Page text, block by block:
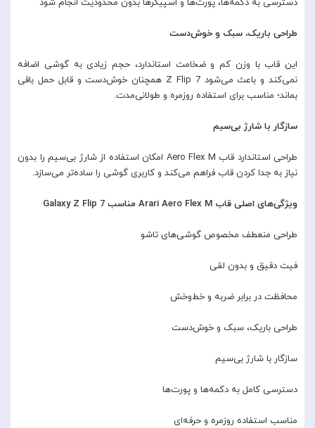
دسترسی به دکمه‌ها، پورت‌ها و اسپیکرها بدون محدودیت انجام شود
طراحی باریک، سبک و خوش‌دست
این قاب با وزن کم و ضخامت استاندارد، حجم زیادی به گوشی اضافه
نمی‌کند و باعث می‌شود Z Flip 7 همچنان خوش‌دست و قابل حمل باقی
بماند؛ مناسب برای استفاده روزمره و طولانی‌مدت.
سازگار با شارژ بی‌سیم
طراحی استاندارد قاب Aero Flex M امکان استفاده از شارژ بی‌سیم را بدون
نیاز به جدا کردن قاب فراهم می‌کند و کاربری گوشی را ساده‌تر می‌سازد.
ویژگی‌های اصلی قاب Arari Aero Flex M مناسب Galaxy Z Flip 7
طراحی منعطف مخصوص گوشی‌های تاشو
فیت دقیق و بدون لقی
محافظت در برابر ضربه و خط‌وخش
طراحی باریک، سبک و خوش‌دست
سازگار با شارژ بی‌سیم
دسترسی کامل به دکمه‌ها و پورت‌ها
مناسب استفاده روزمره و حرفه‌ای